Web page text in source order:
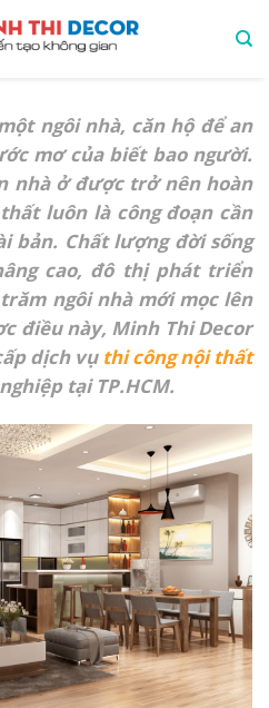
ngôi nhà, căn hộ để an
mơ của biết bao người.
nhà ở được trở nên hoàn
luôn là công đoạn cần
bản. Chất lượng đời sống
cao, đô thị phát triển
ngôi nhà mới mọc lên
điều này, Minh Thi Decor
dịch vụ thi công nội thất
tại TP.HCM.